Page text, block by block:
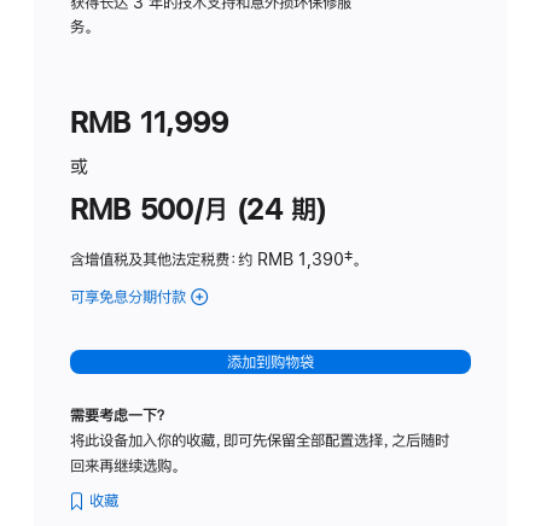
务。
RMB 11,999
或
RMB 500/月 (24 期)
含增值税及其他法定税费：约 RMB 1,390脚
‡。
可享免息分期付款 (Studio
-
标
璃
添加到购物袋
需要考虑一下？
将此设备加入你的收藏，即可先保留全部配置选择，之后随时
回来再继续选购。
收藏